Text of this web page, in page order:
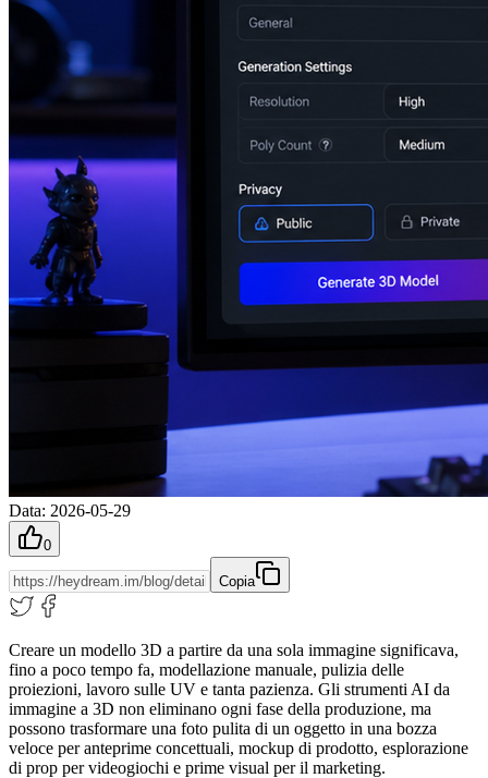
Data: 2026-05-29
0
Copia
Creare un modello 3D a partire da una sola immagine significava,
fino a poco tempo fa, modellazione manuale, pulizia delle
proiezioni, lavoro sulle UV e tanta pazienza. Gli strumenti AI da
immagine a 3D non eliminano ogni fase della produzione, ma
possono trasformare una foto pulita di un oggetto in una bozza
veloce per anteprime concettuali, mockup di prodotto, esplorazione
di prop per videogiochi e prime visual per il marketing.